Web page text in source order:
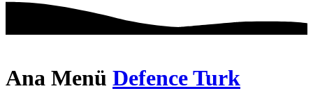
Ana Menü Defence Turk